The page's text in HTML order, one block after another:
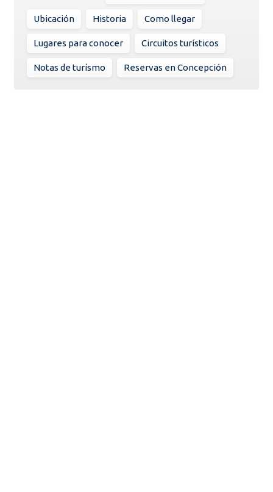
Ubicación Historia Como llegar
Lugares para conocer Circuitos turísticos
Notas de turísmo Reservas en Concepción